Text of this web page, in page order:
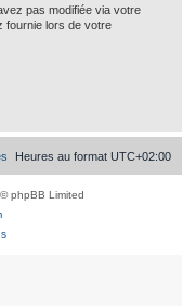
pas modifiée via votre
fournie lors de votre
Heures au format UTC+02:00
phpBB Limited